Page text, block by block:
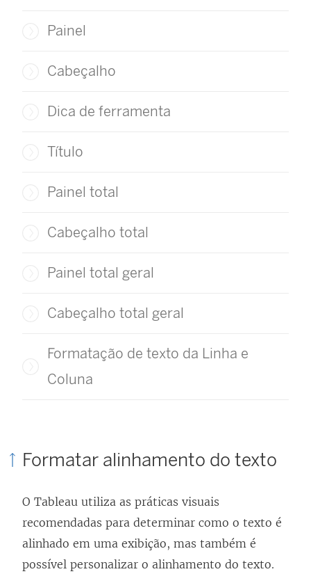
Painel
Cabeçalho
Dica de ferramenta
Título
Painel total
Cabeçalho total
Painel total geral
Cabeçalho total geral
Formatação de texto da Linha e
Coluna
Formatar alinhamento do texto
O Tableau utiliza as práticas visuais
recomendadas para determinar como o texto é
alinhado em uma exibição, mas também é
possível personalizar o alinhamento do texto.